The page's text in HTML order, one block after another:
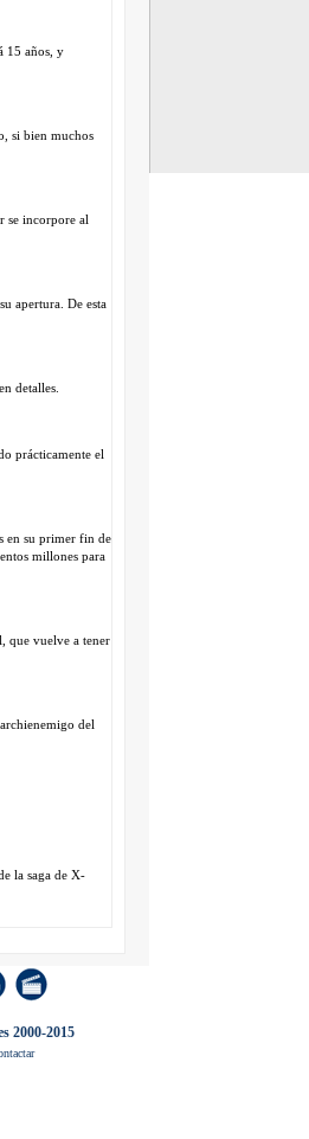
15 años, y
si bien muchos
se incorpore al
apertura. De esta
detalles.
prácticamente el
en su primer fin de
millones para
que vuelve a tener
del
la saga de X-
2000-2015